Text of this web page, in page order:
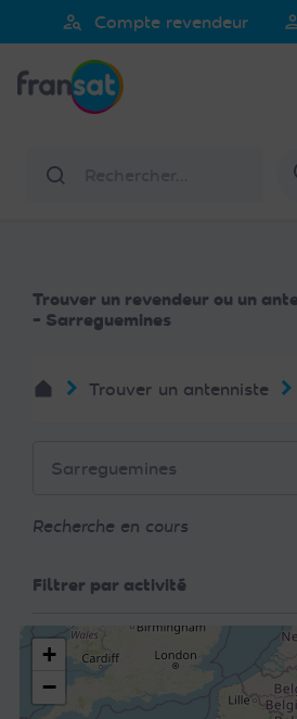
noter
Ce
comprend
person_search Compte revendeur
Trouver un revendeur ou un
- Sarreguemines
Trouver un antenniste
Recherche en cours
Filtrer par activité
+
−